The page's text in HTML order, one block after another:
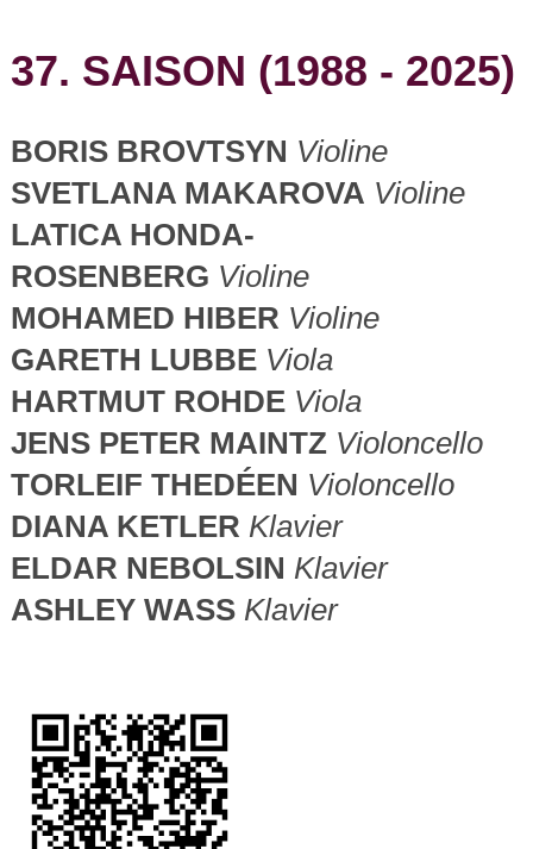
37. SAISON (1988 - 2025)
BORIS BROVTSYN Violine
SVETLANA MAKAROVA Violine
LATICA HONDA-
ROSENBERG Violine
MOHAMED HIBER Violine
GARETH LUBBEViola
HARTMUT ROHDEViola
JENS PETER MAINTZVioloncello
TORLEIF THEDÉEN Violoncello
DIANA KETLER Klavier
ELDAR NEBOLSIN Klavier
ASHLEY WASSKlavier